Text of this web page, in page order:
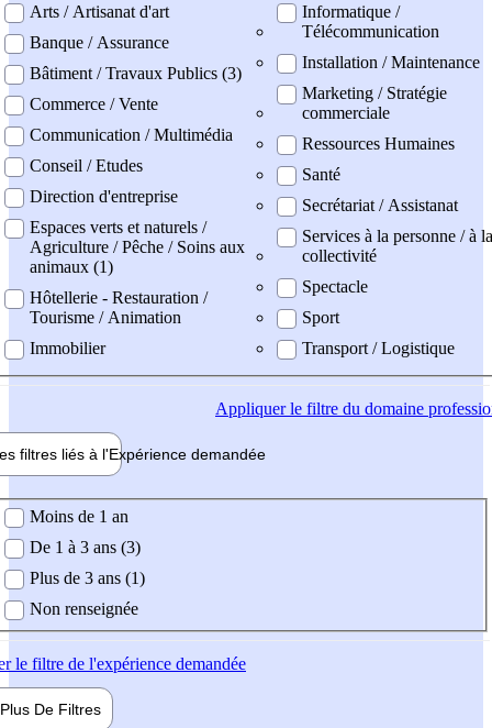
Arts / Artisanat d'art
Banque / Assurance
Bâtiment / Travaux Publics (3)
Commerce / Vente
Communication / Multimédia
Conseil / Etudes
Direction d'entreprise
Espaces verts et naturels /
Agriculture / Pêche / Soins aux
animaux (1)
Hôtellerie - Restauration /
Tourisme / Animation
Immobilier
Informatique /
Télécommunication
Installation / Maintenance
Marketing / Stratégie
commerciale
Ressources Humaines
Santé
Secrétariat / Assistanat
Services à la personne / à la
collectivité
Spectacle
Sport
Transport / Logistique
Appliquerle filtre du domaine
filtres liés à l'Expérience demandée
demandée
Moins de 1 an
De 1 à 3 ans (3)
Plus de 3 ans (1)
Non renseignée
le filtre de l'expérience demandée
Plus De Filtres